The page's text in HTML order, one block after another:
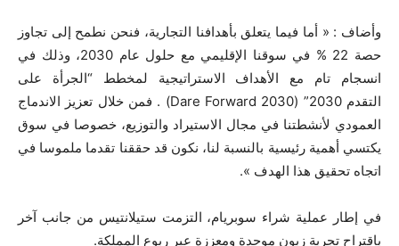
وأضاف : « أما فيما يتعلق بأهدافنا التجارية، فنحن نطمح إلى تجاوز
حصة 22 % في سوقنا الإقليمي مع حلول عام 2030، وذلك في
انسجام تام مع الأهداف الاستراتيجية لمخطط “الجرأة على
التقدم2030
” (
Dare Forward 2030) . فمن خلال تعزيز الاندماج
العمودي لأنشطتنا في مجال الاستيراد والتوزيع، خصوصا في سوق
يكتسي أهمية رئيسية بالنسبة لنا، نكون قد حققنا تقدما ملموسا في
اتجاه تحقيق هذا الهدف ».
في إطار عملية شراء سوبريام، التزمت ستيلانتيس من جانب آخر
باقتراح تجربة زبون موحدة ومعززة عبر ربوع المملكة.